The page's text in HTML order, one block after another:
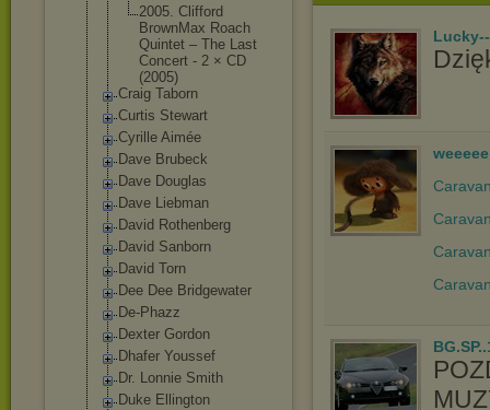
2005. Clifford
BrownMax Roach
Quintet ‎– The Last
Concert - 2 × CD
(2005)
Craig Taborn
Curtis Stewart
Cyrille Aimée
Dave Brubeck
Dave Douglas
Dave Liebman
David Rothenberg
David Sanborn
David Torn
Dee Dee Bridgewater
De-Phazz
Dexter Gordon
Dhafer Youssef
Dr. Lonnie Smith
Duke Ellington
weeeee